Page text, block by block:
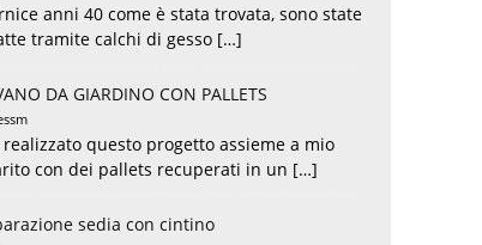
anni 40 come è stata trovata, sono state
tramite calchi di gesso […]
DA GIARDINO CON PALLETS
realizzato questo progetto assieme a mio
con dei pallets recuperati in un […]
sedia con cintino